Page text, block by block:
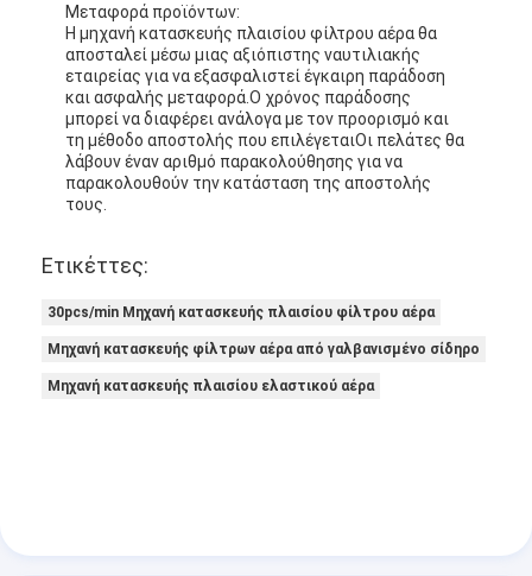
Μεταφορά προϊόντων:
Η μηχανή κατασκευής πλαισίου φίλτρου αέρα θα
αποσταλεί μέσω μιας αξιόπιστης ναυτιλιακής
εταιρείας για να εξασφαλιστεί έγκαιρη παράδοση
και ασφαλής μεταφορά.Ο χρόνος παράδοσης
μπορεί να διαφέρει ανάλογα με τον προορισμό και
τη μέθοδο αποστολής που επιλέγεταιΟι πελάτες θα
λάβουν έναν αριθμό παρακολούθησης για να
παρακολουθούν την κατάσταση της αποστολής
τους.
Ετικέττες:
30pcs/min Μηχανή κατασκευής πλαισίου φίλτρου αέρα
Μηχανή κατασκευής φίλτρων αέρα από γαλβανισμένο σίδηρο
Μηχανή κατασκευής πλαισίου ελαστικού αέρα